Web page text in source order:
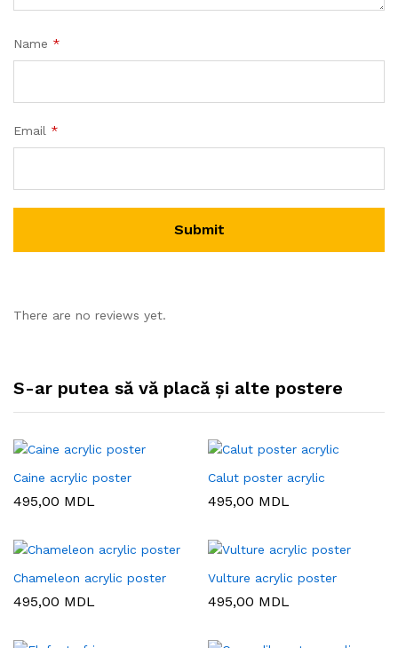
Name *
Email *
There are no reviews yet.
S-ar putea să vă placă și alte postere
Caine acrylic poster
495,00 MDL
Calut poster acrylic
495,00 MDL
Chameleon acrylic poster
495,00 MDL
Vulture acrylic poster
495,00 MDL